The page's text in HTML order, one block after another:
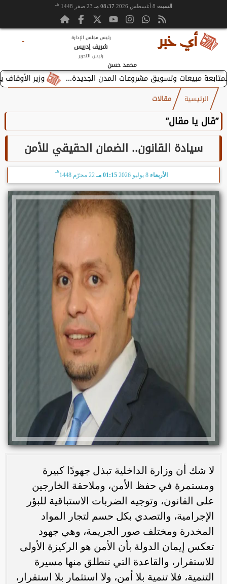
السبت 08:37 مـ 23 صفر 1448 هـ
رئيس مجلس الإدارة
شريف إدريس
رئيس التحرير
محمد حسن
-
وزير الأوقاف يستقبل
الرئيسية مقالات
”قال يا مقال”
سيادة القانون.. الضمان الحقيقي للأمن
الأربعاء 01:15 مـ 22 محرّم 1448
هـ
لا شك أن وزارة الداخلية تبذل جهودًا كبيرة
ومستمرة في حفظ الأمن، وملاحقة الخارجين
على القانون، وتوجيه الضربات الاستباقية للبؤر
الإجرامية، والتصدي بكل حسم لتجار المواد
المخدرة ومختلف صور الجريمة، وهي جهود
تعكس إيمان الدولة بأن الأمن هو الركيزة الأولى
للاستقرار، والقاعدة التي تنطلق منها مسيرة
التنمية، فلا تنمية بلا أمن، ولا استثمار بلا استقرار،